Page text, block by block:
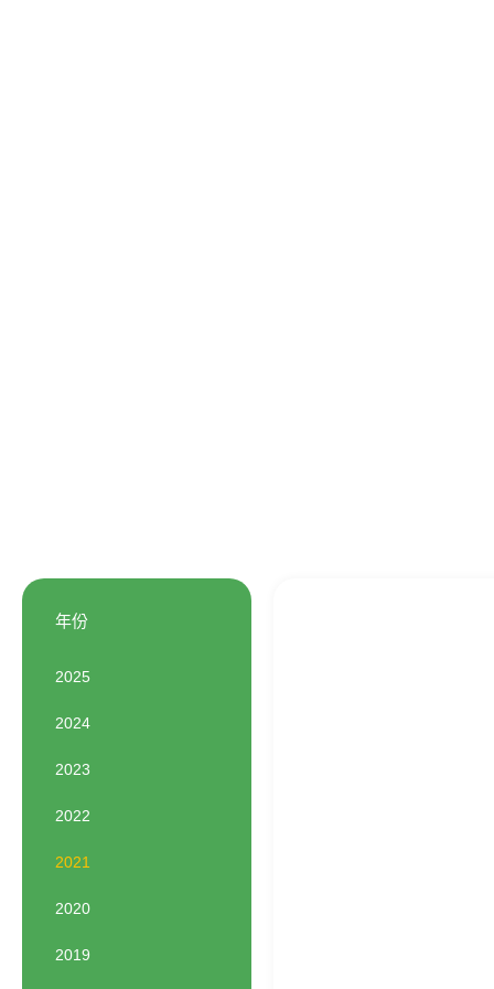
年份
2025
2024
2023
2022
2021
2020
2019